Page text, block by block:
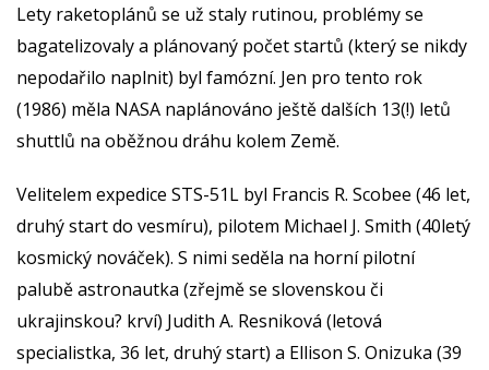
Lety raketoplánů se už staly rutinou, problémy se
bagatelizovaly a plánovaný počet startů (který se nikdy
nepodařilo naplnit) byl famózní. Jen pro tento rok
(1986) měla NASA naplánováno ještě dalších 13(!) letů
shuttlů na oběžnou dráhu kolem Země.
Velitelem expedice STS-51L byl Francis R. Scobee (46 let,
druhý start do vesmíru), pilotem Michael J. Smith (40letý
kosmický nováček). S nimi seděla na horní pilotní
palubě astronautka (zřejmě se slovenskou či
ukrajinskou? krví) Judith A. Resniková (letová
specialistka, 36 let, druhý start) a Ellison S. Onizuka (39